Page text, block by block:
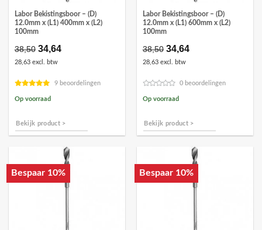
Labor Bekistingsboor – (D)
12.0mm x (L1) 400mm x (L2)
100mm
38,50 Oorspronkelijke
prijs
was:
34,64Huidige
28,63 excl. btw
9 beoordelingen
Op voorraad
Bekijk product >
Labor Bekistingsboor – (D)
12.0mm x (L1) 600mm x (L2)
100mm
38,50 Oorspronkelijke
prijs
was:
34,64Huidige
28,63 excl. btw
0 beoordelingen
Op voorraad
Bekijk product >
Bespaar 10% Bespaar 10%